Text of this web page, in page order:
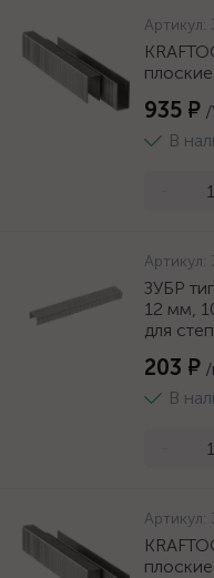
Артикул:
935 ₽
В
Артикул:
ЗУБР
12 мм,
для
203 ₽
В
Артикул: